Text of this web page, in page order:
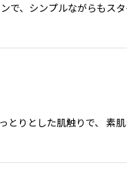
で、シンプルながらもス
りとした肌触りで、 素